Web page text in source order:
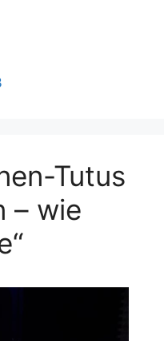
Tutus
– wie